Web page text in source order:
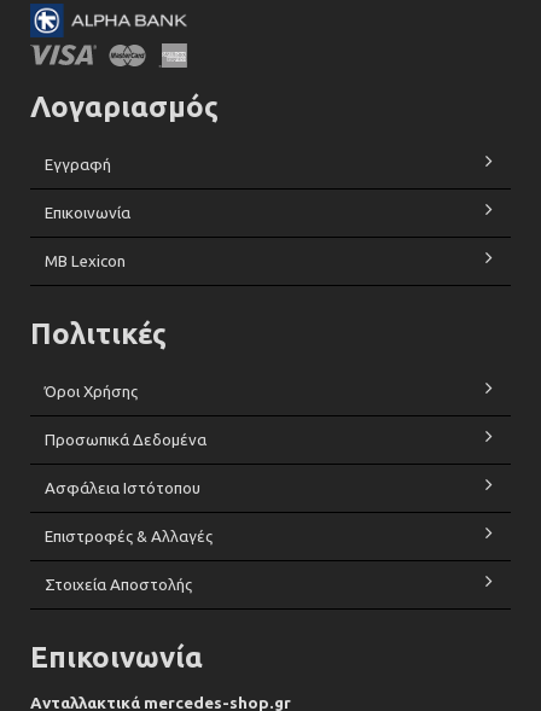
Λογαριασμός
Εγγραφή
Επικοινωνία
MB Lexicon
Πολιτικές
Όροι Χρήσης
Προσωπικά Δεδομένα
Ασφάλεια Ιστότοπου
Επιστροφές & Αλλαγές
Στοιχεία Αποστολής
Επικοινωνία
Ανταλλακτικά mercedes-shop.gr